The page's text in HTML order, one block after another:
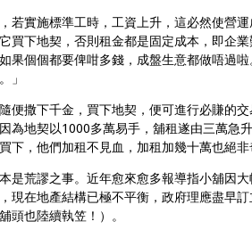
若實施標準工時，工資上升，這必然使營
買下地契，否則租金都是固定成本，即企
果個個都要俾咁多錢，成盤生意都做唔過
」
便撒下千金，買下地契，便可進行必賺的
為地契以1000多萬易手，舖租遂由三萬急
下，他們加租不見血，加租加幾十萬也絕非
是荒謬之事。近年愈來愈多報導指小舖因
現在地產結構已極不平衡，政府理應盡早
頭也陸續執笠！）。